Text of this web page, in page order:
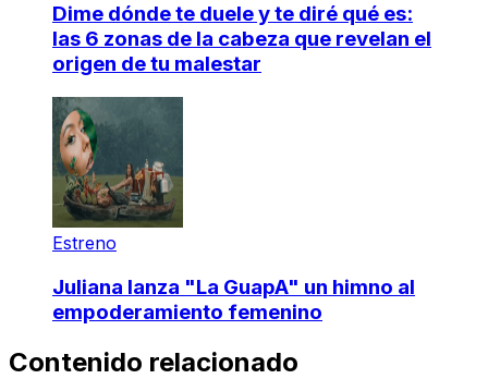
Dime dónde te duele y te diré qué es:
las 6 zonas de la cabeza que revelan el
origen de tu malestar
Estreno
Juliana lanza "La GuapA" un himno al
empoderamiento femenino
Contenido relacionado